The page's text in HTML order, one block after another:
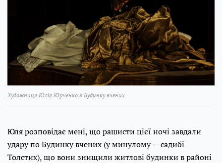
Художниця Юлія Юрченко в Будинку вчених
Юля розповідає мені, що рашисти цієї ночі завдали
удару по Будинку вчених (у минулому — садибі
Толстих), що вони знищили житлові будинки в районі